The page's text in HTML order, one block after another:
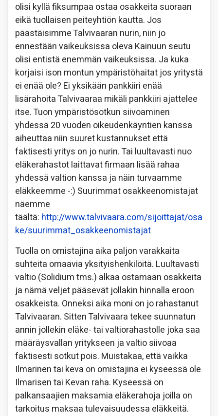
olisi kyllä fiksumpaa ostaa osakkeita suoraan
eikä tuollaisen peiteyhtiön kautta. Jos
päästäisimme Talvivaaran nurin, niin jo
ennestään vaikeuksissa oleva Kainuun seutu
olisi entistä enemmän vaikeuksissa. Ja kuka
korjaisi ison montun ympäristöhaitat jos yritystä
ei enää ole? Ei yksikään pankkiiri enää
lisärahoita Talvivaaraa mikäli pankkiiri ajattelee
itse. Tuon ympäristösotkun siivoaminen
yhdessä 20 vuoden oikeudenkäyntien kanssa
aiheuttaa niin suuret kustannukset että
faktisesti yritys on jo nurin. Tai luultavasti nuo
eläkerahastot laittavat firmaan lisää rahaa
yhdessä valtion kanssa ja näin turvaamme
eläkkeemme -:) Suurimmat osakkeenomistajat
näemme
täältä: http://www.talvivaara.com/sijoittajat/osa
ke/suurimmat_osakkeenomistajat
Tuolla on omistajina aika paljon varakkaita
suhteita omaavia yksityishenkilöitä. Luultavasti
valtio (Solidium tms.) alkaa ostamaan osakkeita
ja nämä veljet pääsevät jollakin hinnalla eroon
osakkeista. Onneksi aika moni on jo rahastanut
Talvivaaran. Sitten Talvivaara tekee suunnatun
annin jollekin eläke- tai valtiorahastolle joka saa
määräysvallan yritykseen ja valtio siivoaa
faktisesti sotkut pois. Muistakaa, että vaikka
Ilmarinen tai keva on omistajina ei kyseessä ole
Ilmarisen tai Kevan raha. Kyseessä on
palkansaajien maksamia eläkerahoja joilla on
tarkoitus maksaa tulevaisuudessa eläkkeitä.